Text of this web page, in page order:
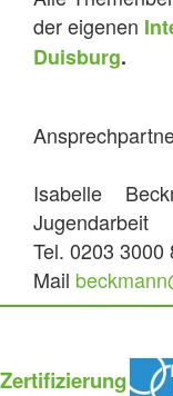
der eigenen
Duisburg.
Isabelle
Jugendarbeit
Tel. 0203 3000
Mail
Zertifizierung